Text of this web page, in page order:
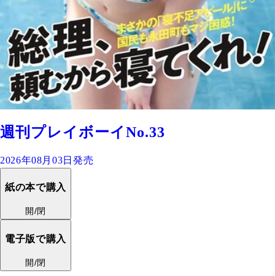
週刊プレイボーイNo.33
2026年08月03日発売
紙の本で購入
開/閉
電子版で購入
開/閉